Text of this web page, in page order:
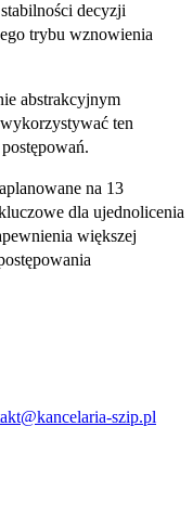
decyzji
trybu wznowienia
abstrakcyjnym
ten
na 13
dla ujednolicenia
większej
szip.pl